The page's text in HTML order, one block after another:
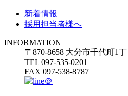
新着情報
採用担当者様へ
INFORMATION
〒870-8658 大分市千代町1
TEL 097-535-0201
FAX 097-538-8787